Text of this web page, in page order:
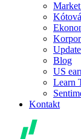
Blog
US
Learn
Kontakt